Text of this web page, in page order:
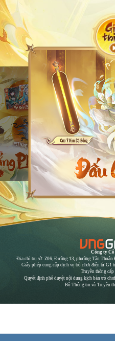
Công ty
Địa chỉ trụ sở: Z06, Đường 13, phường Tân
Giấy phép cung cấp dịch vụ trò chơi điện tử G1
Truyền thông
Quyết định phê duyệt nội dung kịch bản trò
Bộ Thông tin và Truyền